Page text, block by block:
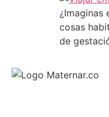
¿Imaginas
cosas
de